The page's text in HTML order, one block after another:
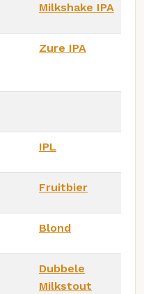
Milkshake IPA
Zure IPA
IPL
Fruitbier
Blond
Dubbele
Milkstout